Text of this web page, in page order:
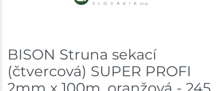
Skladem na prodejně - doručení do 7 dnů
Skladové množství na prodejnách je pouze orientační.
Ceny na prodejnách se mohou lišit od cen na e-
BISON Struna sekací
(čtvercová) SUPER PROFI